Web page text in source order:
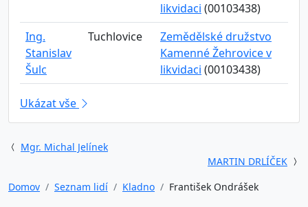
likvidaci (00103438)
Ing.
Stanislav
Šulc
Tuchlovice
Zemědělské družstvo
Kamenné Žehrovice v
likvidaci (00103438)
Ukázat vše
Mgr. Michal Jelínek
MARTIN DRLÍČEK
Domov
Seznam lidí Kladno František Ondrášek